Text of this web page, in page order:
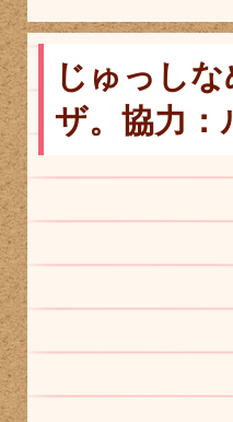
じゅっし
ザ。協力：